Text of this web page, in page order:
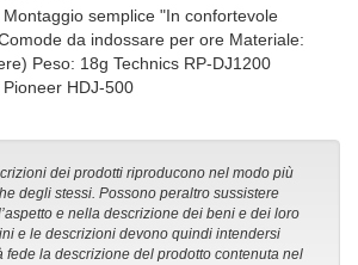
semplice "In confortevole
da indossare per ore Materiale:
Peso: 18g Technics RP-DJ1200
HDJ-500
dei prodotti riproducono nel modo più
degli stessi. Possono peraltro sussistere
e nella descrizione dei beni e dei loro
e le descrizioni devono quindi intendersi
fede la descrizione del prodotto contenuta nel